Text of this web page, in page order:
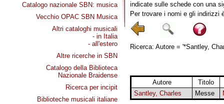
Catalogo nazionale SBN: musica
Vecchio OPAC SBN Musica
Altri cataloghi musicali
- in Italia
- all'estero
Altre ricerche in SBN
Catalogo della Biblioteca
Nazionale Braidense
Ricerca per incipit
Biblioteche musicali italiane
indicate sulle schede con una
Per trovare i nomi e gli indirizzi
Ricerca: Autore = '*Santley,
Autore
Titolo
Santley, Charles
Messe